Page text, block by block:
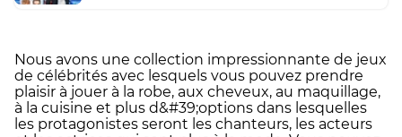
Nous avons une collection impressionnante de jeux
de célébrités avec lesquels vous pouvez prendre
plaisir à jouer à la robe, aux cheveux, au maquillage,
à la cuisine et plus d&#39;options dans lesquelles
les protagonistes seront les chanteurs, les acteurs